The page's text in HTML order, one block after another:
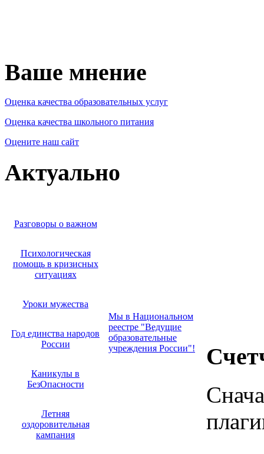
Ваше мнение
Оценка качества образовательных услуг
Оценка качества школьного питания
Оцените наш сайт
Актуально
Разговоры о важном
Психологическая
помощь в кризисных
ситуациях
Уроки мужества
Год единства народов
России
Каникулы в
БезОпасности
Летняя
оздоровительная
кампания
Мы в Национальном
реестре "Ведущие
образовательные
учреждения России"!